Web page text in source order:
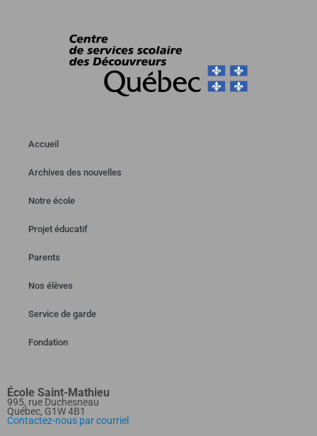
Accueil
Archives des nouvelles
Notre école
Projet éducatif
Parents
Nos élèves
Service de garde
Fondation
École Saint-Mathieu
995, rue Duchesneau
Québec, G1W 4B1
Contactez-nous par courriel